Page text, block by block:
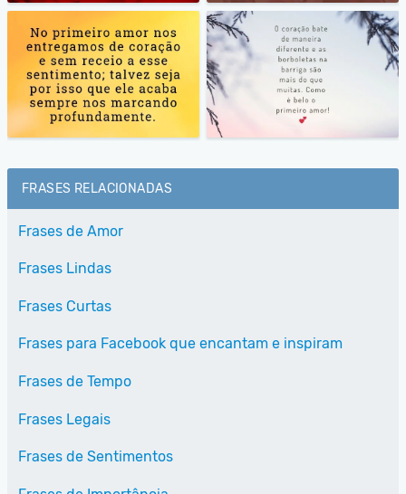
FRASES RELACIONADAS
Frases de Amor
Frases Lindas
Frases Curtas
Frases para Facebook que encantam e inspiram
Frases de Tempo
Frases Legais
Frases de Sentimentos